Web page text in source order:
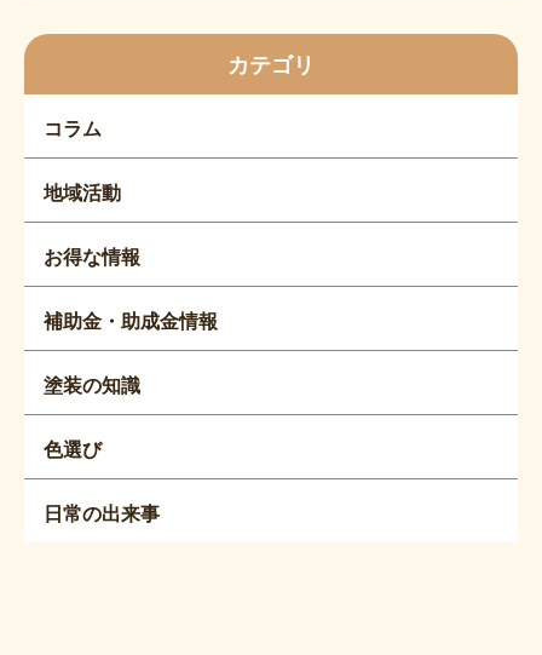
カテゴリ
コラム
地域活動
お得な情報
補助金・助成金情報
塗装の知識
色選び
日常の出来事